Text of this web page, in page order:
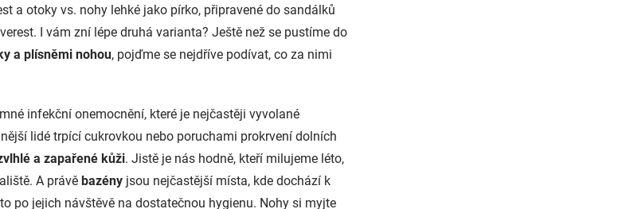
a otoky vs. nohy lehké jako pírko, připravené do sandálků
I vám zní lépe druhá varianta? Ještě než se pustíme do
a plísněmi nohou, pojďme se nejdříve podívat, co za nimi
infekční onemocnění, které je nejčastěji vyvolané
lidé trpící cukrovkou nebo poruchami prokrvení dolních
a zapařené kůži. Jistě je nás hodně, kteří milujeme léto,
A právě bazény jsou nejčastější místa, kde dochází k
po jejich návštěvě na dostatečnou hygienu. Nohy si myjte